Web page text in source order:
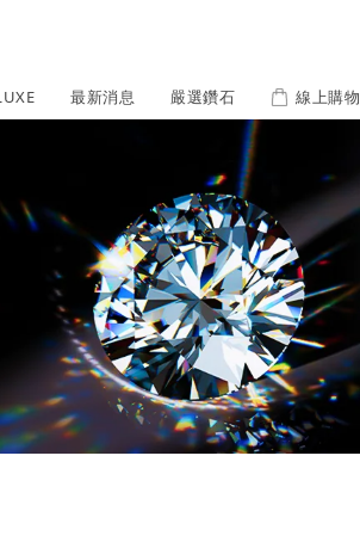
最新消息 嚴選鑽石 線上購物
璀燦擁抱
日本系列 Nature 系列 初綻系列
戀人系列對戒
日本系列
風格戒指
系列 戀人系列
奇系列 迪士尼公主系列
鍊/手鐲 黃金項鍊
售後服務
婚禮優惠
IGI培育鑽價格查詢
搜尋